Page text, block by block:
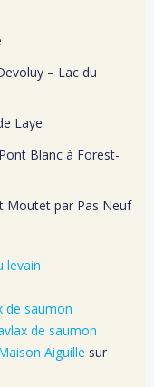
– Lac du
Laye
Blanc à Forest-
Moutet par Pas Neuf
levain
de saumon
de saumon
Aiguille sur